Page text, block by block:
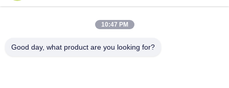
Videos
Über Uns
Fabrik Tour
Qualitätskontrolle
10:47 PM
Good day, what product are you looking for?